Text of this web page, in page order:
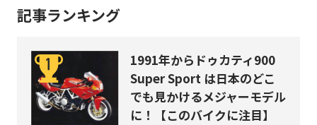
記事ランキング
1991年からドゥカティ900
Super Sport は日本のどこ
でも見かけるメジャーモデル
に！【このバイクに注目】